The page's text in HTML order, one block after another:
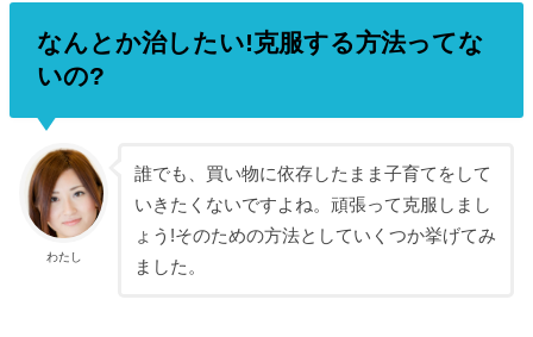
なんとか治したい!克服する方法ってな
いの?
わたし
誰でも、買い物に依存したまま子育てをして
いきたくないですよね。頑張って克服しまし
ょう!そのための方法としていくつか挙げてみ
ました。